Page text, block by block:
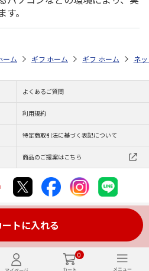
0
。
ートに入れる
お返し 結婚内祝い 日本の極み しっ
販 内祝い・お返し 結婚内祝い
ーム ギフト通販 内祝い・お返し
ホーム ギフト通販 内
ホーム ネ
よくあるご質問
利用規約
特定商取引法に基づく表記について
商品のご提案はこちら
Co.,Ltd. All Rights Reserved.